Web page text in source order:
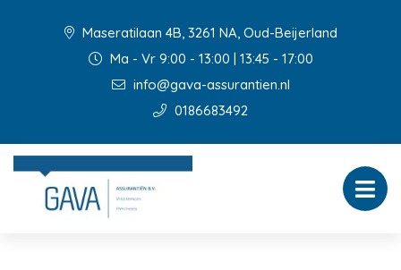
Maseratilaan 4B, 3261 NA, Oud-Beijerland
Ma - Vr 9:00 - 13:00 | 13:45 - 17:00
info@gava-assurantien.nl
0186683492